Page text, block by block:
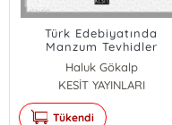
Türk Edebiyatında
Manzum Tevhidler
Haluk Gökalp
KESİT YAYINLARI
Tükendi